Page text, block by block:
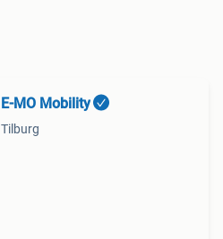
E-MO Mobility
Tilburg